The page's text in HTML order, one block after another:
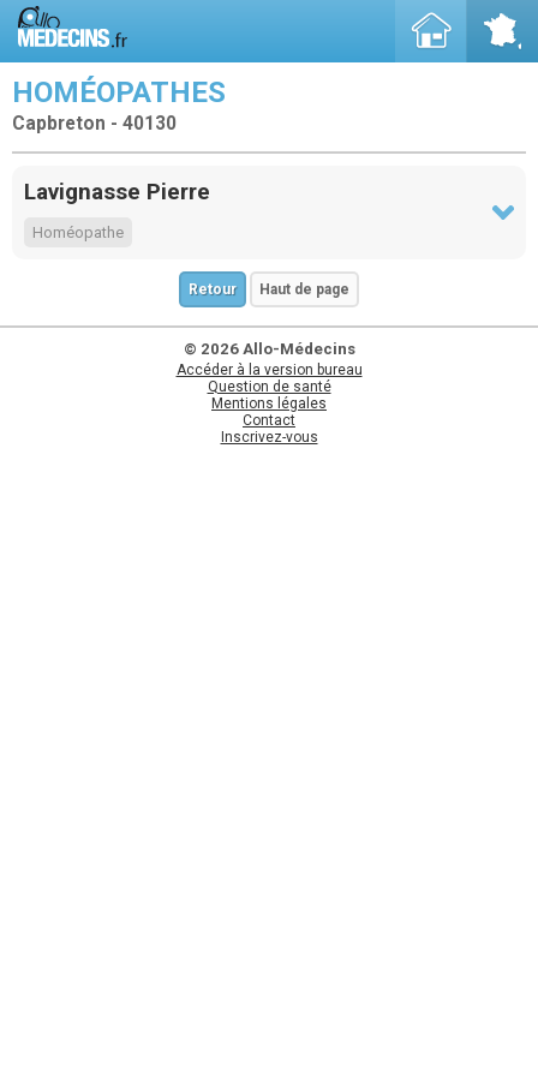
HOMÉOPATHES
Capbreton - 40130
Lavignasse Pierre
Homéopathe
Retour Haut de page
© 2026 Allo-Médecins
Accéder à la version bureau
Question de santé
Mentions légales
Contact
Inscrivez-vous